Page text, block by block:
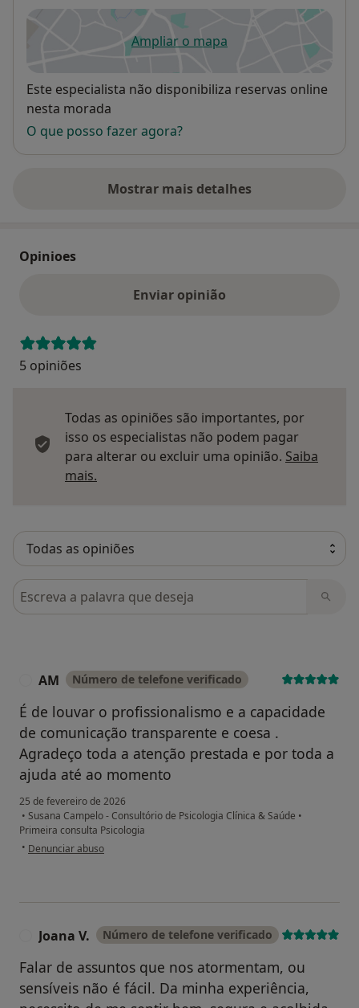
Ampliar o mapaabre num novo separador
Disponibilidade
Este especialista não disponibiliza reservas online
nesta morada
O que posso fazer agora?
Mostrar mais detalhes
sobre o endereço
Opinioes
Enviar opinião
5 opiniões
Todas as opiniões são importantes, por
isso os especialistas não podem pagar
para alterar ou excluir uma opinião. Saiba
mais.
Pesquisar em opiniões
AM Número de telefone verificado
É de louvar o profissionalismo e a capacidade
de comunicação transparente e coesa .
Agradeço toda a atenção prestada e por toda a
ajuda até ao momento
25 de fevereiro de 2026
• Susana Campelo - Consultório de Psicologia Clínica & Saúde •
Primeira consulta Psicologia
• na opinião do utilizador AM
Denunciar abuso
Joana V. Número de telefone verificado
Falar de assuntos que nos atormentam, ou
sensíveis não é fácil. Da minha experiência,